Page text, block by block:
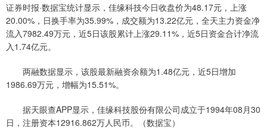
证券时报·数据宝统计显示，佳缘科技今日收盘价为48.17元，上涨
20.00%，日换手率为35.99%，成交额为13.22亿元，全天主力资金净
流入7982.49万元，近5日该股累计上涨29.11%，近5日资金合计净流
入1.74亿元。
两融数据显示，该股最新融资余额为1.48亿元，近5日增加
1986.69万元，增幅为15.51%。
据天眼查APP显示，佳缘科技股份有限公司成立于1994年08月30
日，注册资本12916.862万人民币。（数据宝）